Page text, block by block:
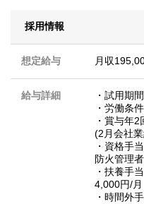
採用情報
想定給与 月収
給与詳細
・試用期
・労働条
・賞与年
(2月会社業
・資格手
防火管理者
・扶養手
4,000円/
・時間外